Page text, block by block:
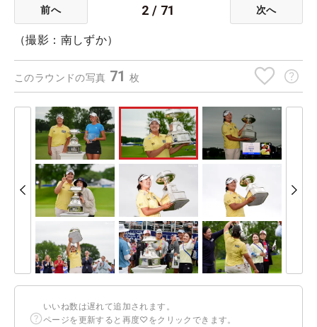
前へ 2 / 71 次へ
（撮影：南しずか）
このラウンドの写真 71枚
いいね数は遅れて追加されます。
ページを更新すると再度♡をクリックできます。